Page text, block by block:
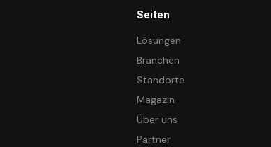
Seiten
Lösungen
Branchen
Standorte
Magazin
Über uns
Partner